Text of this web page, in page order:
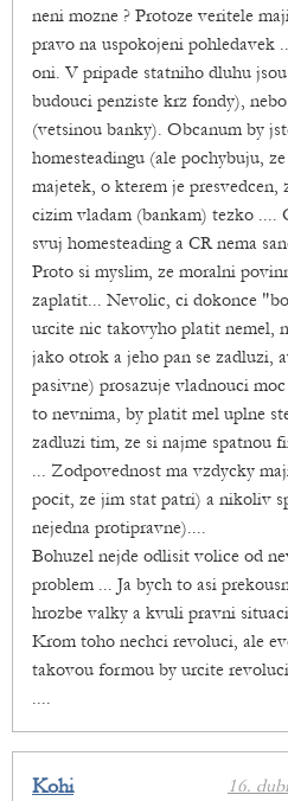
neni mozne ? Protoze veritele
pravo na uspokojeni pohledavek
oni. V pripade statniho dluhu
budouci penziste krz fondy),
(vetsinou banky). Obcanum by
homesteadingu (ale pochybuju,
majetek, o kterem je presvedcen,
cizim vladam (bankam) tezko ....
svuj homesteading a CR nema
Proto si myslim, ze moralni
zaplatit... Nevolic, ci dokonce
urcite nic takovyho platit nemel,
jako otrok a jeho pan se zadluzi,
pasivne) prosazuje vladnouci
to nevnima, by platit mel uplne
zadluzi tim, ze si najme spatnou
... Zodpovednost ma vzdycky
pocit, ze jim stat patri) a nikoliv
nejedna protipravne)....
Bohuzel nejde odlisit volice od
problem ... Ja bych to asi
hrozbe valky a kvuli pravni
Krom toho nechci revoluci, ale
takovou formou by urcite
....
16.
Kohi